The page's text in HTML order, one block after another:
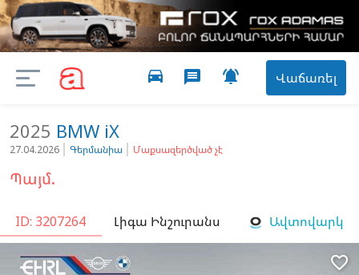
Վաճառել

message
directions_car
2025 BMW iX
27.04.2026 Գերմանիա Մաքսազերծված չէ
Պայմ.
ID: 3207264 Լիգա Ինշուրանս Ավտովարկ
favorite_border